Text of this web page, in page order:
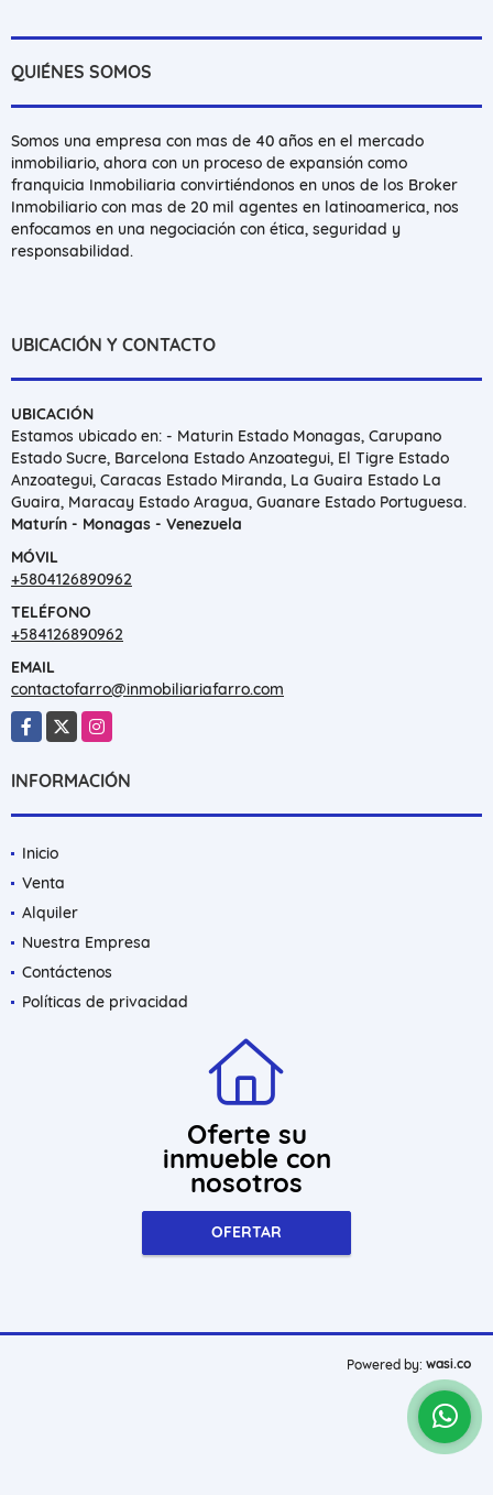
QUIÉNES SOMOS
Somos una empresa con mas de 40 años en el mercado
inmobiliario, ahora con un proceso de expansión como
franquicia Inmobiliaria convirtiéndonos en unos de los Broker
Inmobiliario con mas de 20 mil agentes en latinoamerica, nos
enfocamos en una negociación con ética, seguridad y
responsabilidad.
UBICACIÓN Y CONTACTO
UBICACIÓN
Estamos ubicado en: - Maturin Estado Monagas, Carupano
Estado Sucre, Barcelona Estado Anzoategui, El Tigre Estado
Anzoategui, Caracas Estado Miranda, La Guaira Estado La
Guaira, Maracay Estado Aragua, Guanare Estado Portuguesa.
Maturín - Monagas - Venezuela
MÓVIL
+5804126890962
TELÉFONO
+584126890962
EMAIL
contactofarro@inmobiliariafarro.com
Facebook
X Instagram
INFORMACIÓN
Inicio
Venta
Alquiler
Nuestra Empresa
Contáctenos
Políticas de privacidad
Oferte su
inmueble con
nosotros
OFERTAR
Powered by: wasi.co